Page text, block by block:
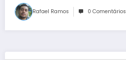
Rafael Ramos 0 Comentários